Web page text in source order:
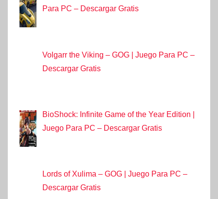
Para PC – Descargar Gratis
Volgarr the Viking – GOG | Juego Para PC –
Descargar Gratis
BioShock: Infinite Game of the Year Edition |
Juego Para PC – Descargar Gratis
Lords of Xulima – GOG | Juego Para PC –
Descargar Gratis